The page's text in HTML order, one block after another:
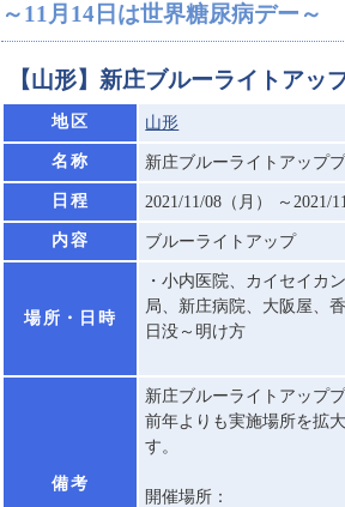
～11月14日は世界糖尿病デー～
【山形】新庄ブルーライトアッ
地区 山形
名称 新庄ブルーライトアップ
日程 2021/11/08（月） ～2021/
内容 ブルーライトアップ
場所・日時
・小内医院、カイセイカ
局、新庄病院、大阪屋、
日没～明け方
備考
新庄ブルーライトアップ
前年よりも実施場所を拡
す。
開催場所：